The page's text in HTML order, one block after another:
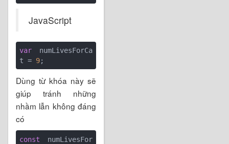
JavaScript
var numLivesForCa
t = 9
Dùng từ khóa này sẽ
giúp tránh những
nhầm lẫn không đáng
có
const numLivesFor